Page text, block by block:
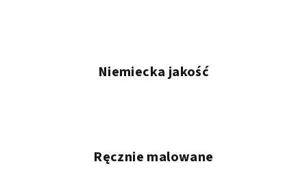
Niemiecka jakość
Ręcznie malowane